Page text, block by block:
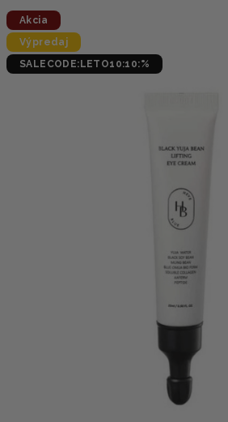
je
4,3
z
Akcia
Výpredaj
SALECODE:LETO10:10:%